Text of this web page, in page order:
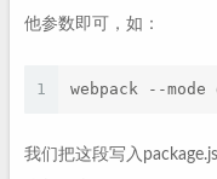
他参数即可，如：
1 webpack --
我们把这段写入